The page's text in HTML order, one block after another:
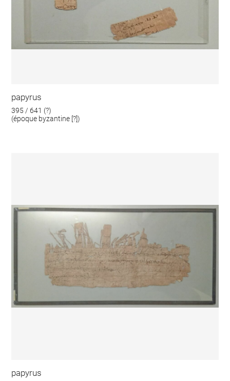
papyrus
395 / 641 (?)
(époque byzantine [?])
papyrus